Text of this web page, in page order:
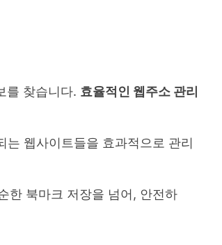
를 찾습니다. 효율적인 웹주소 관리
웹사이트들을 효과적으로 관리
한 북마크 저장을 넘어, 안전하